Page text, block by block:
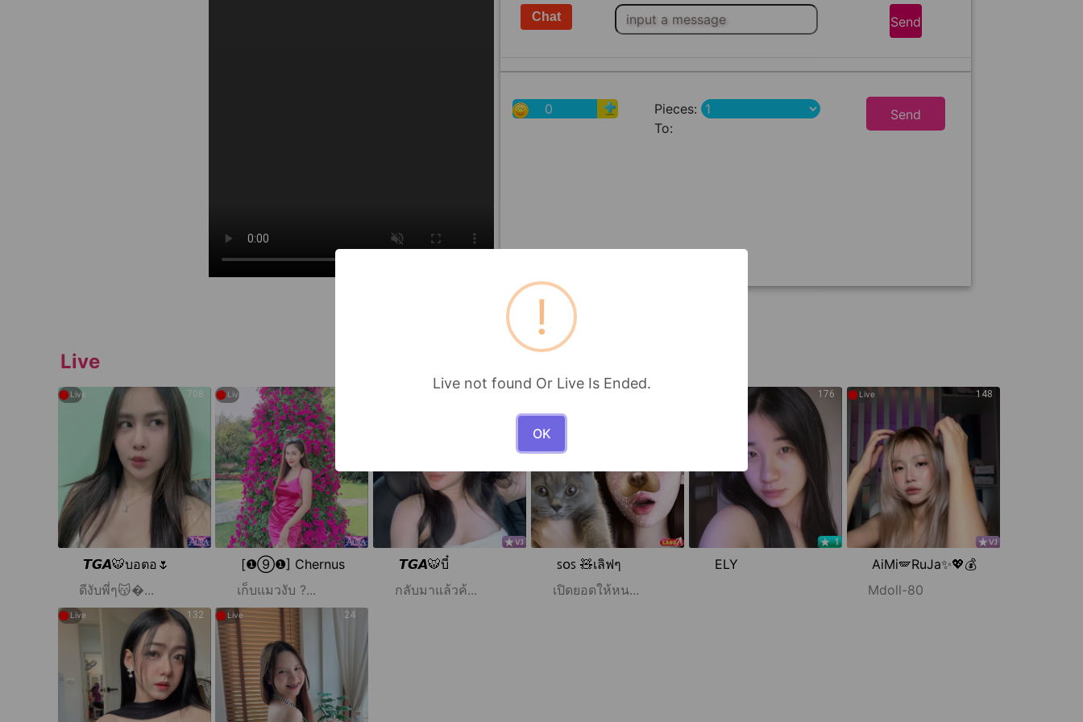
!
Live not found Or Live Is Ended.
OK
Send
0
Pieces:
To:
Send
Live
708
● Live
𝙏𝙂𝘼🐯บอตอ🌷
ดีงับพี่ๆ😽...
● Live
[❶⑨❶] Chernus
เก็บแมวงับ ?...
𝙏𝙂𝘼🐯บี๋
กลับมาแล้วค้...
ꜱᴏꜱ 🧸เลิฟๆ
เปิดยอดให้หน...
176
ELY
148
●Live
AiMi🪽RuJa✨💖💰
Mdoll-80
132
● Live 24
● Live